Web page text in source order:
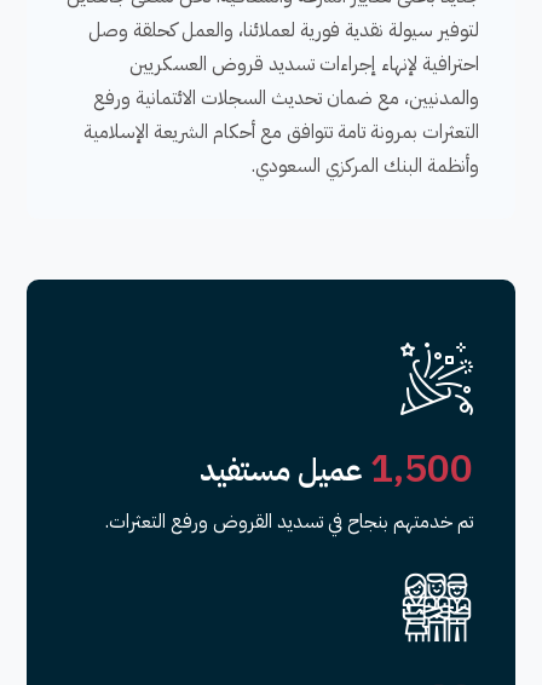
لتوفير سيولة نقدية فورية لعملائنا، والعمل كحلقة وصل
احترافية لإنهاء إجراءات تسديد قروض العسكريين
والمدنيين، مع ضمان تحديث السجلات الائتمانية ورفع
التعثرات بمرونة تامة تتوافق مع أحكام الشريعة الإسلامية
وأنظمة البنك المركزي السعودي.
1,500 عميل مستفيد
تم خدمتهم بنجاح في تسديد القروض ورفع التعثرات.